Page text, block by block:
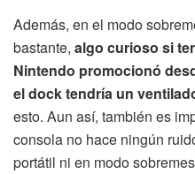
Además, en el modo
bastante, algo curioso si
Nintendo promocionó
el dock tendría un
esto. Aun así, también es
consola no hace ningún
portátil ni en modo